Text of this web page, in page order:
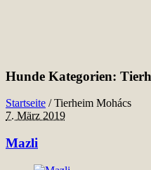
Hunde Kategorien:
Startseite /Tierheim Mohács
7. März 2019
Mazli